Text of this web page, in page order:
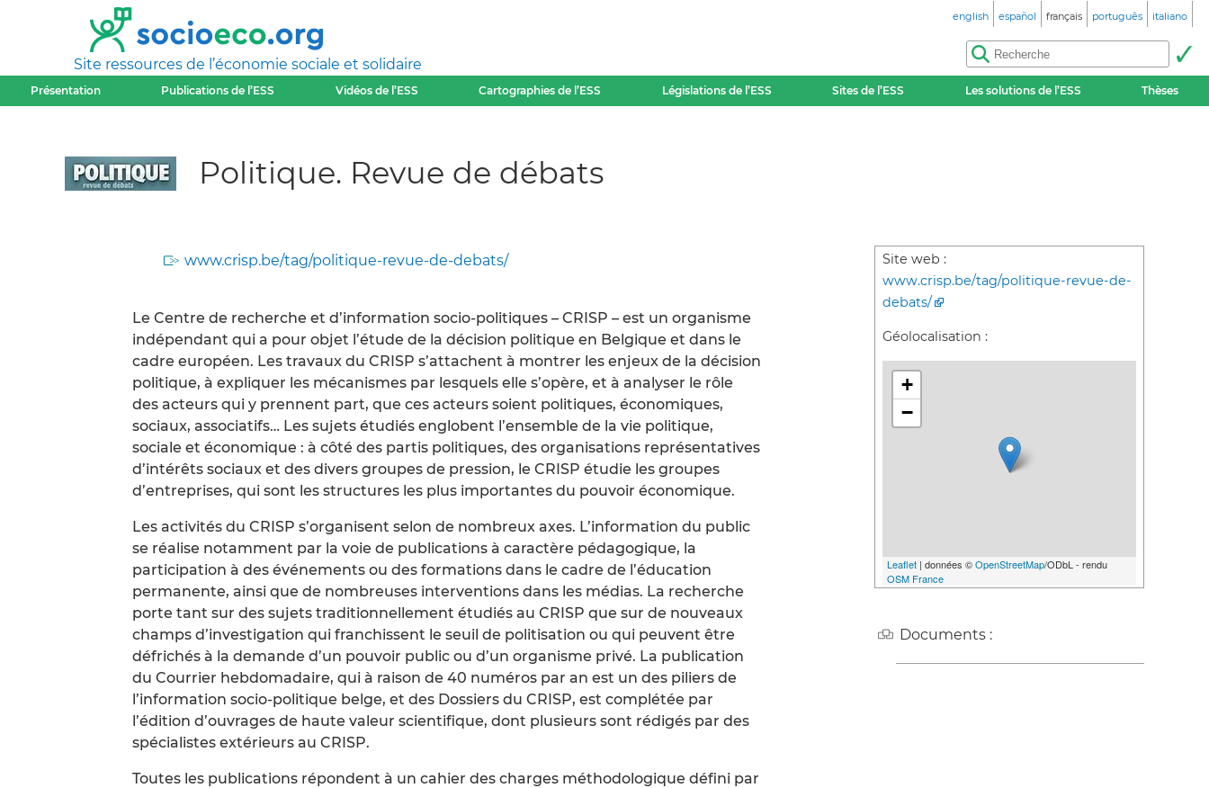
Site ressources de l’économie sociale et solidaire
english español français português italiano
Présentation Publications de l’ESS Vidéos de l’ESS Cartographies de l’ESS Législations de l’ESS Sites de l’ESS Les solutions de l’ESS Thèses
Politique. Revue de débats
www.crisp.be/tag/politique-revue-de-debats/
Le Centre de recherche et d’information socio-politiques – CRISP – est un organisme
indépendant qui a pour objet l’étude de la décision politique en Belgique et dans le
cadre européen. Les travaux du CRISP s’attachent à montrer les enjeux de la décision
politique, à expliquer les mécanismes par lesquels elle s’opère, et à analyser le rôle
des acteurs qui y prennent part, que ces acteurs soient politiques, économiques,
sociaux, associatifs… Les sujets étudiés englobent l’ensemble de la vie politique,
sociale et économique : à côté des partis politiques, des organisations représentatives
d’intérêts sociaux et des divers groupes de pression, le CRISP étudie les groupes
d’entreprises, qui sont les structures les plus importantes du pouvoir économique.
Les activités du CRISP s’organisent selon de nombreux axes. L’information du public
se réalise notamment par la voie de publications à caractère pédagogique, la
participation à des événements ou des formations dans le cadre de l’éducation
permanente, ainsi que de nombreuses interventions dans les médias. La recherche
porte tant sur des sujets traditionnellement étudiés au CRISP que sur de nouveaux
champs d’investigation qui franchissent le seuil de politisation ou qui peuvent être
défrichés à la demande d’un pouvoir public ou d’un organisme privé. La publication
du Courrier hebdomadaire, qui à raison de 40 numéros par an est un des piliers de
l’information socio-politique belge, et des Dossiers du CRISP, est complétée par
l’édition d’ouvrages de haute valeur scientifique, dont plusieurs sont rédigés par des
spécialistes extérieurs au CRISP.
Toutes les publications répondent à un cahier des charges méthodologique défini par
Site web :
www.crisp.be/tag/politique-revue-de-
debats/
Géolocalisation :
+
−
Leaflet | données ©OpenStreetMap/ODbL - rendu
OSM France
Documents :